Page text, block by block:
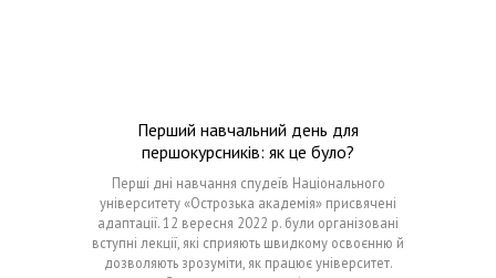
Перший навчальний день для
першокурсників: як це було?
Перші дні навчання спудеїв Національного
університету «Острозька академія» присвячені
адаптації. 12 вересня 2022 р. були організовані
вступні лекції, які сприяють швидкому освоєнню й
дозволяють зрозуміти, як працює університет.